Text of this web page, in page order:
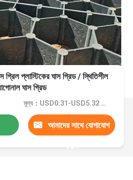
গ্রিল প্লাস্টিকের ঘাস গ্রিড / স্থিতিশীল
ঘাস গ্রিড
মূল্য：USD0.31-USD5.32 per square meter Plastic Grass Grid
আমাদের সাথে যোগাযোগ
করুন